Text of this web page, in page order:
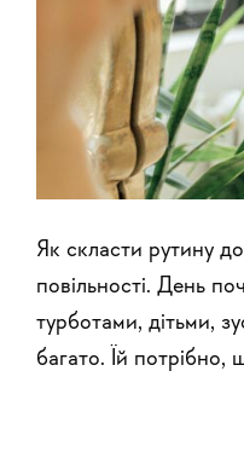
Як скласти рутину
повільності. День
турботами, дітьми,
багато. Їй потрібно,